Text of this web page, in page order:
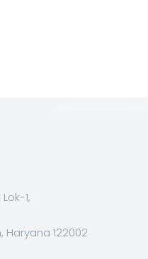
1,
Haryana 122002